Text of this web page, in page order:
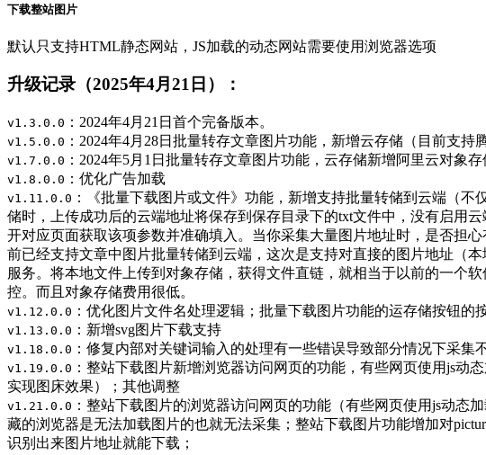
下载整站图片
默认只支持HTML静态网站，JS加载的动态网站需要使用浏览器选项
升级记录（2025年4月21日）：
v1.3.0.0 ：2024年4月21日首个完备版本。
v1.5.0.0 ：2024年4月28日批量转存文章图片功能，新增云存储（目前支
v1.7.0.0 ：2024年5月1日批量转存文章图片功能，云存储新增阿里云对
v1.8.0.0 ：优化广告加载
v1.11.0.0 ：《批量下载图片或文件》功能，新增支持批量转储到云端（
储时，上传成功后的云端地址将保存到保存目录下的txt文件中，没有启用
开对应页面获取该项参数并准确填入。当你采集大量图片地址时，是否担
前已经支持文章中图片批量转储到云端，这次是支持对直接的图片地址（
服务。将本地文件上传到对象存储，获得文件直链，就相当于以前的一个
控。而且对象存储费用很低。
v1.12.0.0 ：优化图片文件名处理逻辑；批量下载图片功能的运存储按钮
v1.13.0.0 ：新增svg图片下载支持
v1.18.0.0 ：修复内部对关键词输入的处理有一些错误导致部分情况下采
v1.19.0.0 ：整站下载图片新增浏览器访问网页的功能，有些网页使用js动
实现图床效果）；其他调整
v1.21.0.0 ：整站下载图片的浏览器访问网页的功能（有些网页使用js动
藏的浏览器是无法加载图片的也就无法采集；整站下载图片功能增加对
识别出来图片地址就能下载；